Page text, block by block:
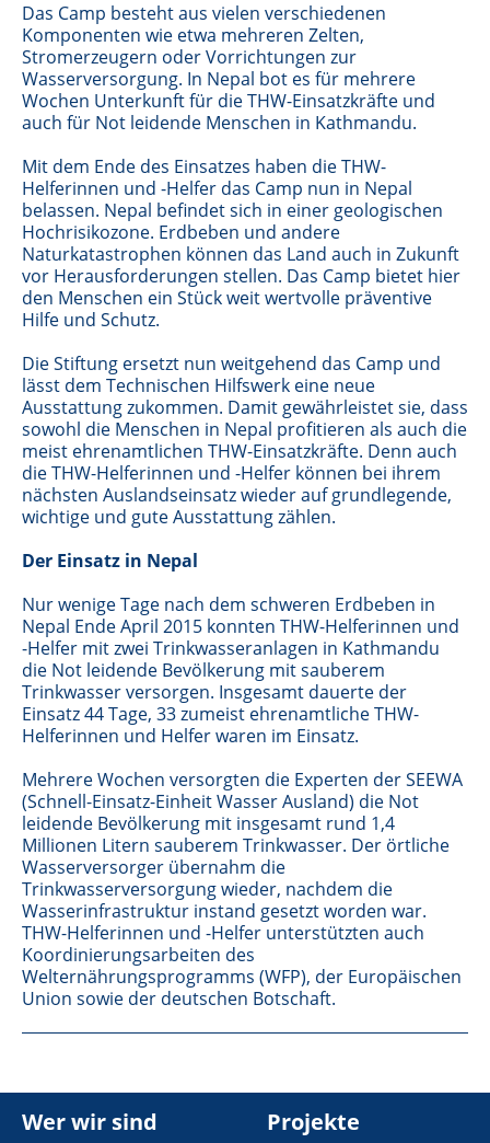
Das Camp besteht aus vielen verschiedenen
Komponenten wie etwa mehreren Zelten,
Stromerzeugern oder Vorrichtungen zur
Wasserversorgung. In Nepal bot es für mehrere
Wochen Unterkunft für die THW-Einsatzkräfte und
auch für Not leidende Menschen in Kathmandu.
Mit dem Ende des Einsatzes haben die THW-
Helferinnen und -Helfer das Camp nun in Nepal
belassen. Nepal befindet sich in einer geologischen
Hochrisikozone. Erdbeben und andere
Naturkatastrophen können das Land auch in Zukunft
vor Herausforderungen stellen. Das Camp bietet hier
den Menschen ein Stück weit wertvolle präventive
Hilfe und Schutz.
Die Stiftung ersetzt nun weitgehend das Camp und
lässt dem Technischen Hilfswerk eine neue
Ausstattung zukommen. Damit gewährleistet sie, dass
sowohl die Menschen in Nepal profitieren als auch die
meist ehrenamtlichen THW-Einsatzkräfte. Denn auch
die THW-Helferinnen und -Helfer können bei ihrem
nächsten Auslandseinsatz wieder auf grundlegende,
wichtige und gute Ausstattung zählen.
Der Einsatz in Nepal
Nur wenige Tage nach dem schweren Erdbeben in
Nepal Ende April 2015 konnten THW-Helferinnen und
-Helfer mit zwei Trinkwasseranlagen in Kathmandu
die Not leidende Bevölkerung mit sauberem
Trinkwasser versorgen. Insgesamt dauerte der
Einsatz 44 Tage, 33 zumeist ehrenamtliche THW-
Helferinnen und Helfer waren im Einsatz.
Mehrere Wochen versorgten die Experten der SEEWA
(Schnell-Einsatz-Einheit Wasser Ausland) die Not
leidende Bevölkerung mit insgesamt rund 1,4
Millionen Litern sauberem Trinkwasser. Der örtliche
Wasserversorger übernahm die
Trinkwasserversorgung wieder, nachdem die
Wasserinfrastruktur instand gesetzt worden war.
THW-Helferinnen und -Helfer unterstützten auch
Koordinierungsarbeiten des
Welternährungsprogramms (WFP), der Europäischen
Union sowie der deutschen Botschaft.
Wer wir sind Projekte